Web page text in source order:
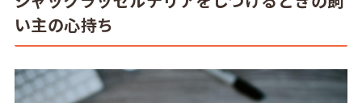
い主の心持ち